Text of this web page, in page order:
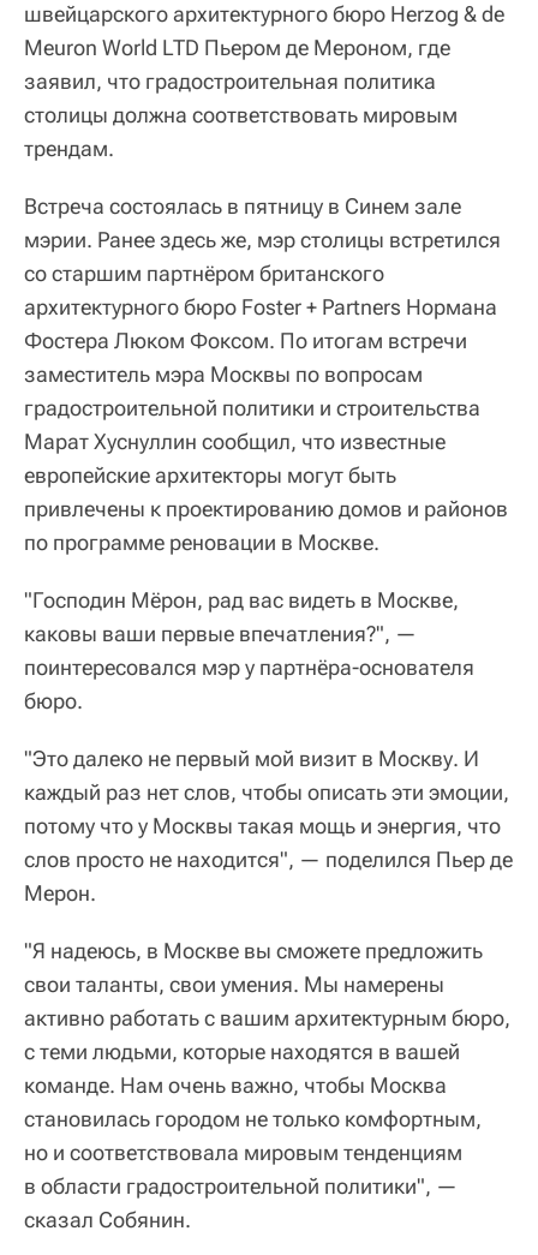
швейцарского архитектурного бюро Herzog & de
Meuron World LTD Пьером де Мероном, где
заявил, что градостроительная политика
столицы должна соответствовать мировым
трендам.
Встреча состоялась в пятницу в Синем зале
мэрии. Ранее здесь же, мэр столицы встретился
со старшим партнёром британского
архитектурного бюро Foster + Partners Нормана
Фостера Люком Фоксом. По итогам встречи
заместитель мэра Москвы по вопросам
градостроительной политики и строительства
Марат Хуснуллин сообщил, что известные
европейские архитекторы могут быть
привлечены к проектированию домов и районов
по программе реновации в Москве.
"Господин Мёрон, рад вас видеть в Москве,
каковы ваши первые впечатления?", —
поинтересовался мэр у партнёра-основателя
бюро.
"Это далеко не первый мой визит в Москву. И
каждый раз нет слов, чтобы описать эти эмоции,
потому что у Москвы такая мощь и энергия, что
слов просто не находится", — поделился Пьер де
Мерон.
"Я надеюсь, в Москве вы сможете предложить
свои таланты, свои умения. Мы намерены
активно работать с вашим архитектурным бюро,
с теми людьми, которые находятся в вашей
команде. Нам очень важно, чтобы Москва
становилась городом не только комфортным,
но и соответствовала мировым тенденциям
в области градостроительной политики", —
сказал Собянин.